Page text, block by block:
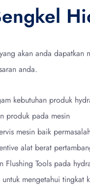
akan anda
anda.
kebutuhan produk
produk pada mesin
mesin baik
alat berat
Flushing Tools pada
mengetahui tingkat